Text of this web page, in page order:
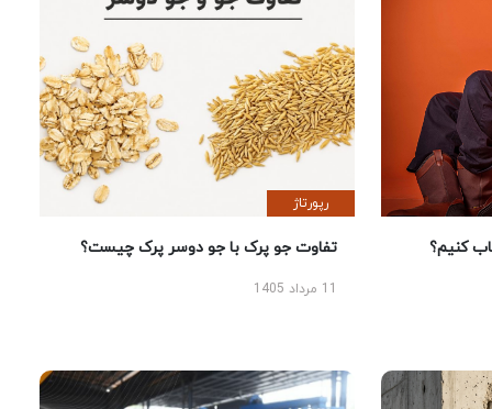
کنیم؟
رپورتاژ
تفاوت جو پرک با جو دوسر پرک چیست؟